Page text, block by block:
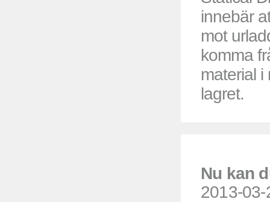
innebär
mot
komma
material
lagret.
Nu kan
2013-03-